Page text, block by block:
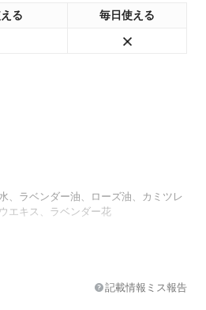
る 毎日使える
、ラベンダー油、ローズ油、カミツレ
エキス、ラベンダー花
記載情報ミス報告